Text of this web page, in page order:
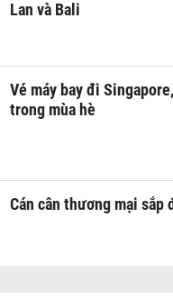
Lan và Bali
Vé máy bay đi
trong mùa hè
Cán cân thương mại sắp